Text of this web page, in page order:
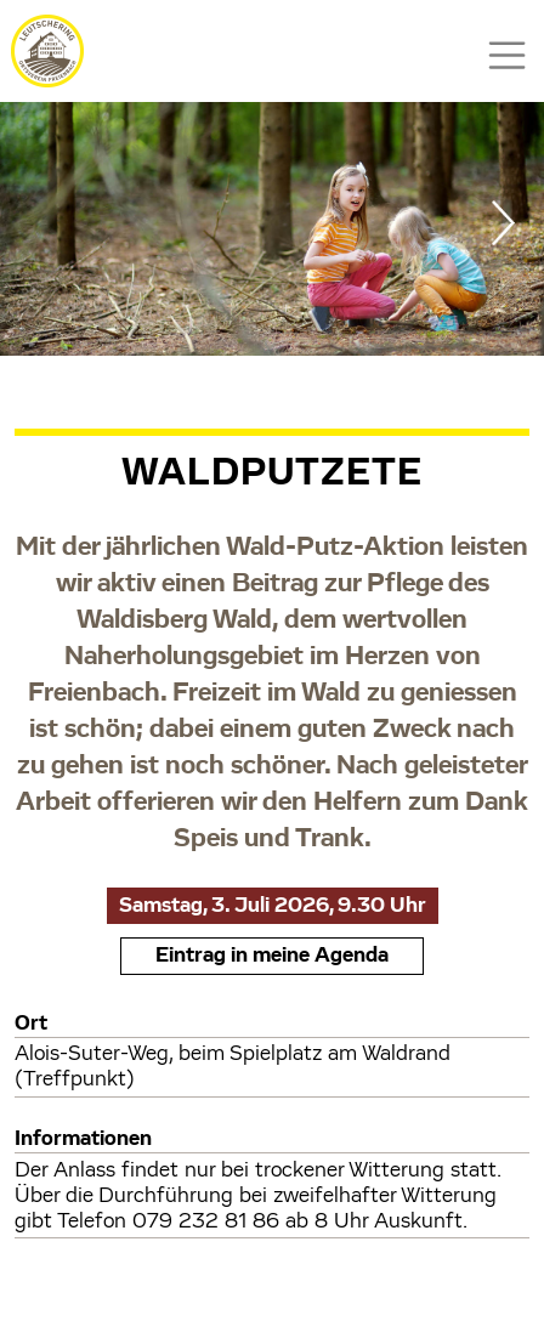
WALDPUTZETE
Mit der jährlichen Wald-Putz-Aktion leisten
wir aktiv einen Beitrag zur Pflege des
Waldisberg Wald, dem wertvollen
Naherholungsgebiet im Herzen von
Freienbach. Freizeit im Wald zu geniessen
ist schön; dabei einem guten Zweck nach
zu gehen ist noch schöner. Nach geleisteter
Arbeit offerieren wir den Helfern zum Dank
Speis und Trank.
Samstag, 3. Juli 2026, 9.30 Uhr
Eintrag in meine Agenda
Ort
Alois-Suter-Weg, beim Spielplatz am Waldrand
(Treffpunkt)
Informationen
Der Anlass findet nur bei trockener Witterung statt.
Über die Durchführung bei zweifelhafter Witterung
gibt Telefon 079 232 81 86 ab 8 Uhr Auskunft.